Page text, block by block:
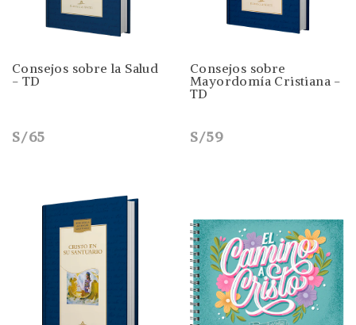
Consejos sobre la Salud
- TD
S/65
Consejos sobre
Mayordomía Cristiana -
TD
S/59